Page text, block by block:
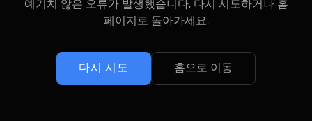
예기치 않은 오류가 발생했습니다. 다시 시도하거나 홈
페이지로 돌아가세요.
다시 시도 홈으로 이동